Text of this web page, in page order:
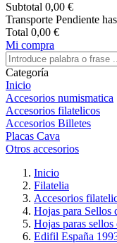
Subtotal 0,00 €
Transporte Pendiente
Total 0,00 €
Mi compra
Categoría
Inicio
Accesorios numismatica
Accesorios filatelicos
Accesorios Billetes
Placas Cava
Otros accesorios
Inicio
Filatelia
Accesorios
Hojas para Sellos
Hojas paras
Edifil España